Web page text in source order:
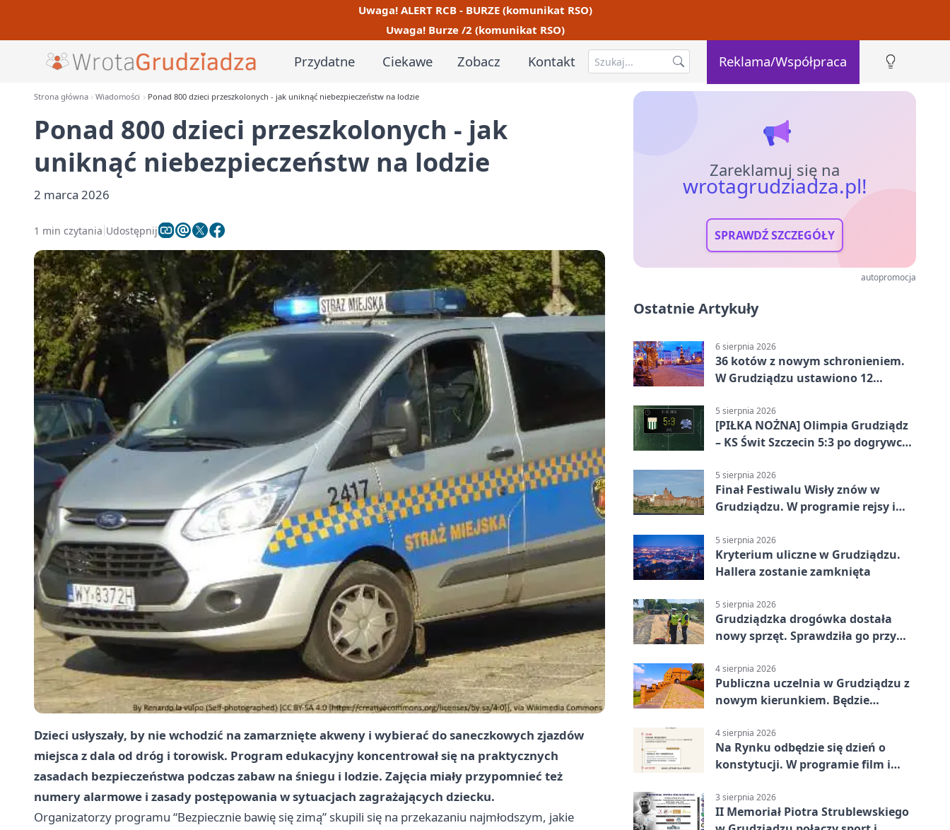
Uwaga! ALERT RCB - BURZE (komunikat RSO)
Uwaga! Burze /2 (komunikat RSO)
Przydatne Ciekawe Zobacz Kontakt Reklama/Współpraca
Strona główna Wiadomości Ponad 800 dzieci przeszkolonych - jak uniknąć niebezpieczeństw na lodzie
Ponad 800 dzieci przeszkolonych - jak
uniknąć niebezpieczeństw na lodzie
2 marca 2026
1 min czytania Udostępnij
Dzieci usłyszały, by nie wchodzić na zamarznięte akweny i wybierać do saneczkowych zjazdów
miejsca z dala od dróg i torowisk. Program edukacyjny koncentrował się na praktycznych
zasadach bezpieczeństwa podczas zabaw na śniegu i lodzie. Zajęcia miały przypomnieć też
numery alarmowe i zasady postępowania w sytuacjach zagrażających dziecku.
Organizatorzy programu “Bezpiecznie bawię się zimą” skupili się na przekazaniu najmłodszym, jakie
Zareklamuj się na
wrotagrudziadza.pl!
SPRAWDŹ SZCZEGÓŁY
autopromocja
Ostatnie Artykuły
6 sierpnia 2026
36 kotów z nowym schronieniem.
W Grudziądzu ustawiono 12
5 sierpnia 2026
[PIŁKA NOŻNA] Olimpia Grudziądz
– KS Świt Szczecin 5:3 po dogrywce
odwrócili losy meczu
5 sierpnia 2026
Finał Festiwalu Wisły znów w
Grudziądzu. W programie rejsy i
5 sierpnia 2026
Kryterium uliczne w Grudziądzu.
Hallera zostanie zamknięta
5 sierpnia 2026
Grudziądzka drogówka dostała
nowy sprzęt. Sprawdziła go przy
4 sierpnia 2026
Publiczna uczelnia w Grudziądzu z
nowym kierunkiem. Będzie
4 sierpnia 2026
Na Rynku odbędzie się dzień o
konstytucji. W programie film i
3 sierpnia 2026
II Memoriał Piotra Strublewskiego